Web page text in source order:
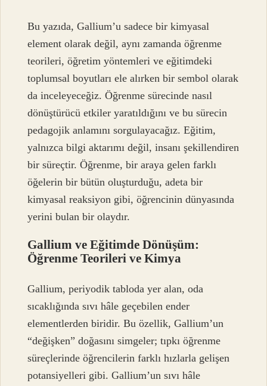
Bu yazıda, Gallium’u sadece bir kimyasal
element olarak değil, aynı zamanda öğrenme
teorileri, öğretim yöntemleri ve eğitimdeki
toplumsal boyutları ele alırken bir sembol olarak
da inceleyeceğiz. Öğrenme sürecinde nasıl
dönüştürücü etkiler yaratıldığını ve bu sürecin
pedagojik anlamını sorgulayacağız. Eğitim,
yalnızca bilgi aktarımı değil, insanı şekillendiren
bir süreçtir. Öğrenme, bir araya gelen farklı
öğelerin bir bütün oluşturduğu, adeta bir
kimyasal reaksiyon gibi, öğrencinin dünyasında
yerini bulan bir olaydır.
Gallium ve Eğitimde Dönüşüm:
Öğrenme Teorileri ve Kimya
Gallium, periyodik tabloda yer alan, oda
sıcaklığında sıvı hâle geçebilen ender
elementlerden biridir. Bu özellik, Gallium’un
“değişken” doğasını simgeler; tıpkı öğrenme
süreçlerinde öğrencilerin farklı hızlarla gelişen
potansiyelleri gibi. Gallium’un sıvı hâle